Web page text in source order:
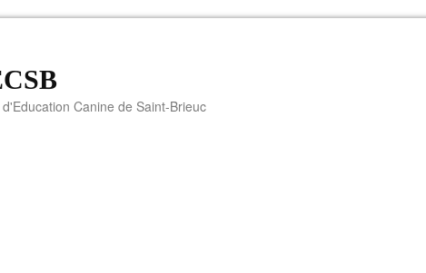
d'Education Canine de Saint-Brieuc